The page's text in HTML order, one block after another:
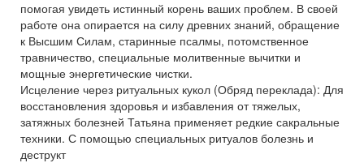
помогая увидеть истинный корень ваших проблем. В своей
работе она опирается на силу древних знаний, обращение
к Высшим Силам, старинные псалмы, потомственное
травничество, специальные молитвенные вычитки и
мощные энергетические чистки.
Исцеление через ритуальных кукол (Обряд переклада): Для
восстановления здоровья и избавления от тяжелых,
затяжных болезней Татьяна применяет редкие сакральные
техники. С помощью специальных ритуалов болезнь и
деструкт